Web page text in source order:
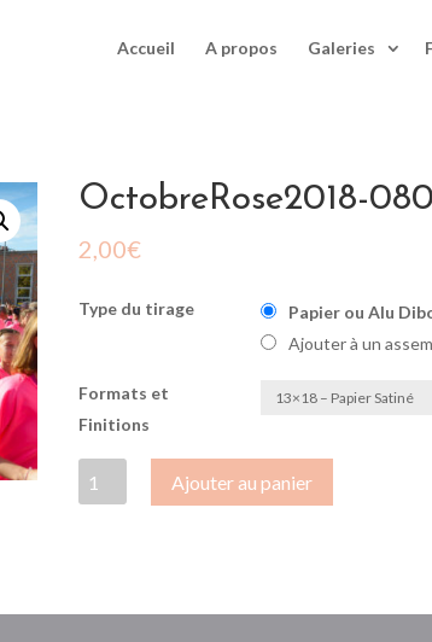
Accueil A propos Galeries
OctobreRose2018-080
2,00€
Type du tirage
Papier ou Alu
Ajouter à un
Formats et
Finitions
de
Ajouter au panier